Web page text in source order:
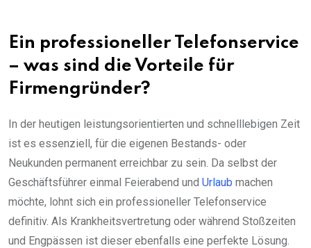
Ein professioneller Telefonservice
– was sind die Vorteile für
Firmengründer?
In der heutigen leistungsorientierten und schnelllebigen Zeit
ist es essenziell, für die eigenen Bestands- oder
Neukunden permanent erreichbar zu sein. Da selbst der
Geschäftsführer einmal Feierabend und Urlaub machen
möchte, lohnt sich ein professioneller Telefonservice
definitiv. Als Krankheitsvertretung oder während Stoßzeiten
und Engpässen ist dieser ebenfalls eine perfekte Lösung.